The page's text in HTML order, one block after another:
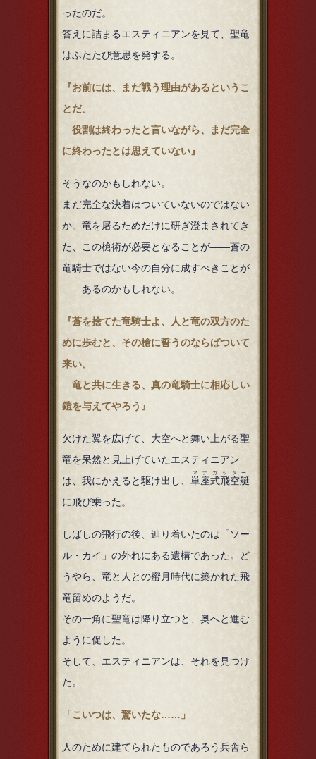
ったのだ。
答えに詰まるエスティニアンを見て、聖竜
はふたたび意思を発する。
『お前には、まだ戦う理由があるというこ
とだ。
役割は終わったと言いながら、まだ完全
に終わったとは思えていない』
そうなのかもしれない。
まだ完全な決着はついていないのではない
か。竜を屠るためだけに研ぎ澄まされてき
た、この槍術が必要となることが――蒼の
竜騎士ではない今の自分に成すべきことが
――あるのかもしれない。
『蒼を捨てた竜騎士よ、人と竜の双方のた
めに歩むと、その槍に誓うのならばついて
来い。
竜と共に生きる、真の竜騎士に相応しい
鎧を与えてやろう』
欠けた翼を広げて、大空へと舞い上がる聖
竜を呆然と見上げていたエスティニアン
は、我にかえると駆け出し、 単座式飛空艇
マナカッター
に飛び乗った。
しばしの飛行の後、辿り着いたのは「ソー
ル・カイ」の外れにある遺構であった。ど
うやら、竜と人との蜜月時代に築かれた飛
竜留めのようだ。
その一角に聖竜は降り立つと、奥へと進む
ように促した。
そして、エスティニアンは、それを見つけ
た。
「こいつは、驚いたな……」
人のために建てられたものであろう兵舎ら